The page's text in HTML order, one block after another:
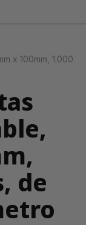
x 100mm, 1.000
de